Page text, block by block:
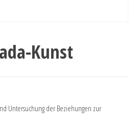
Kunst
Untersuchung der Beziehungen zur